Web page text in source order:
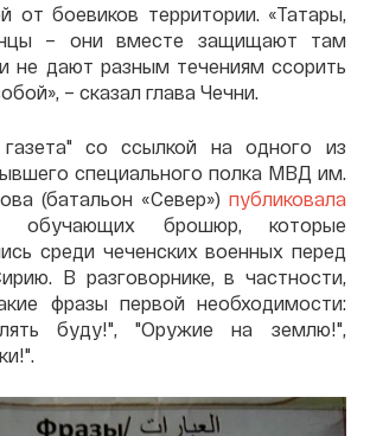
от боевиков территории. «Татары,
– они вместе защищают там
не дают разным течениям ссорить
– сказал глава Чечни.
со ссылкой на одного из
специального полка МВД им.
(батальон «Север») публиковала
обучающих брошюр, которые
среди чеченских военных перед
В разговорнике, в частности,
фразы первой необходимости:
буду!", "Оружие на землю!",